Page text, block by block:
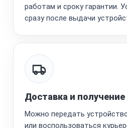
работам и сроку гарантии.
сразу после выдачи
Доставка и получение
Можно передать
или воспользоваться